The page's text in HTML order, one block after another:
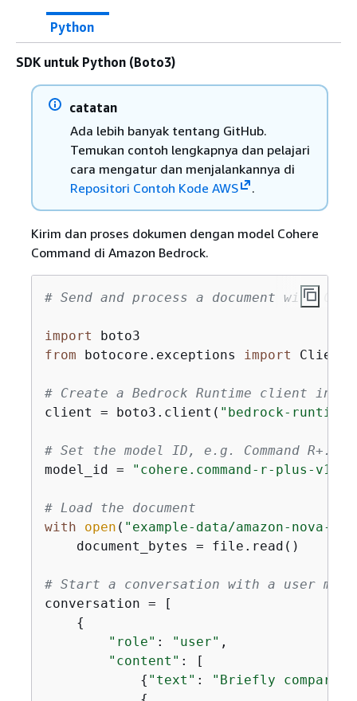
Python
SDK untuk Python (Boto3)
catatan
Ada lebih banyak tentang GitHub.
Temukan contoh lengkapnya dan pelajari
cara mengatur dan menjalankannya di
Repositori Contoh Kode AWS
.
Kirim dan proses dokumen dengan model Cohere
Command di Amazon Bedrock.
# Send and process a document with
import
from botocore.exceptions import
# Create a Bedrock Runtime client in
client = boto3.client( "bedrock-runtime"
# Set the model ID, e.g. Command R+.
model_id =
"cohere.command-r-plus-v1:0"
# Load the document
with
open ( "example-data/amazon-nova-
    document_bytes = file.read()
# Start a conversation with a user
conversation = [
{
"role" : "user" ,
"content" : [
{ "text" :
"Briefly compare